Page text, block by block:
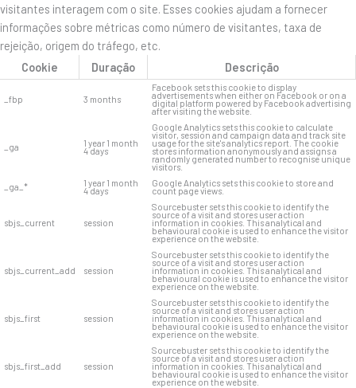
visitantes interagem com o site. Esses cookies ajudam a fornecer
informações sobre métricas como número de visitantes, taxa de
rejeição, origem do tráfego, etc.
Cookie
Duração Descrição
_fbp 3 months
Facebook sets this cookie to display
advertisements when either on Facebook or on a
digital platform powered by Facebook advertising
after visiting the website.
_ga 1 year 1 month
4 days
Google Analytics sets this cookie to calculate
visitor, session and campaign data and track site
usage for the site's analytics report. The cookie
stores information anonymously and assigns a
randomly generated number to recognise unique
visitors.
_ga_*
1 year 1 month
4 days
Google Analytics sets this cookie to store and
count page views.
sbjs_current session
Sourcebuster sets this cookie to identify the
source of a visit and stores user action
information in cookies. This analytical and
behavioural cookie is used to enhance the visitor
experience on the website.
sbjs_current_add session
Sourcebuster sets this cookie to identify the
source of a visit and stores user action
information in cookies. This analytical and
behavioural cookie is used to enhance the visitor
experience on the website.
sbjs_first session
Sourcebuster sets this cookie to identify the
source of a visit and stores user action
information in cookies. This analytical and
behavioural cookie is used to enhance the visitor
experience on the website.
sbjs_first_add session
Sourcebuster sets this cookie to identify the
source of a visit and stores user action
information in cookies. This analytical and
behavioural cookie is used to enhance the visitor
experience on the website.